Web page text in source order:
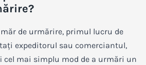
de urmărire, primul lucru de
expeditorul sau comerciantul,
cel mai simplu mod de a urmări un